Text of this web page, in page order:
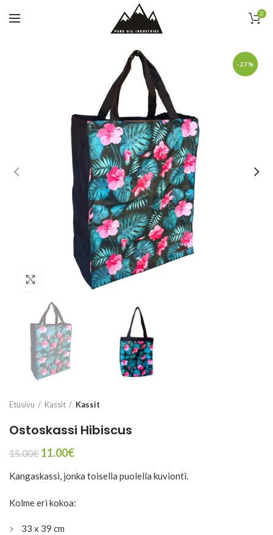
0
-27%
Click to enlarge
Etusivu Kassit Kassit
Ostoskassi Hibiscus
15.00€ Alkuperäinen
oli:
11.00€Nykyinen
on:
Kangaskassi, jonka toisella puolella kuvionti.
Kolme eri kokoa:
33 x 39 cm